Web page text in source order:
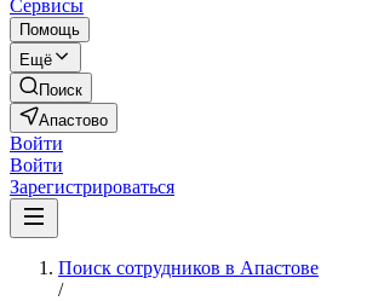
Сервисы
Помощь
Ещё
Поиск
Апастово
Войти
Войти
Зарегистрироваться
Поиск сотрудников в Апастове
/